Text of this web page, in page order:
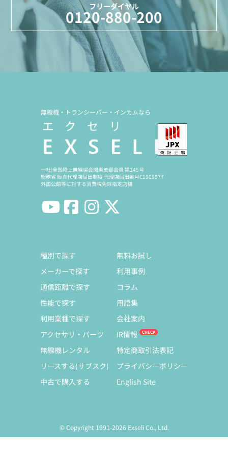
フリーダイヤル
0120-880-200
無線機・トランシーバー・インカムなら
一社)全国陸上無線協会関東支部会員 第245号
総務省 販売代理店届出制度 代理店届出番号C1909977
外国公館等に対する消費税免除指定店舗
種別で探す
メーカーで探す
通信距離で探す
性能で探す
利用業種で探す
アクセサリ・パーツ
無線機レンタル
リースする(サブスク)
中古で購入する
無料お試し
利用事例
コラム
用語集
会社案内
IR情報
特定商取引法表記
プライバシーポリシー
English Site
© Copyright 1991-2026 Exseli Co., Ltd.